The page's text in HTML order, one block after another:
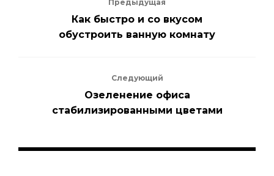
Предыдущая
Как быстро и со вкусом
обустроить ванную комнату
Следующий
Озеленение офиса
стабилизированными цветами